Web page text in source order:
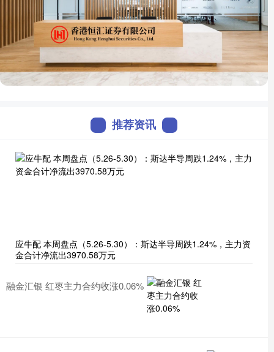
推荐资讯
应牛配 本周盘点（5.26-5.30）：斯达半导周跌1.24%，主力资
金合计净流出3970.58万元
融金汇银 红枣主力合约收涨0.06%